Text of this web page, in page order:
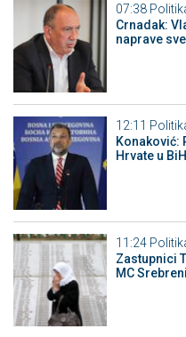
07:38
Crnadak:
naprave
12:11
Konaković:
Hrvate u BiH
11:24
Zastupnici
MC